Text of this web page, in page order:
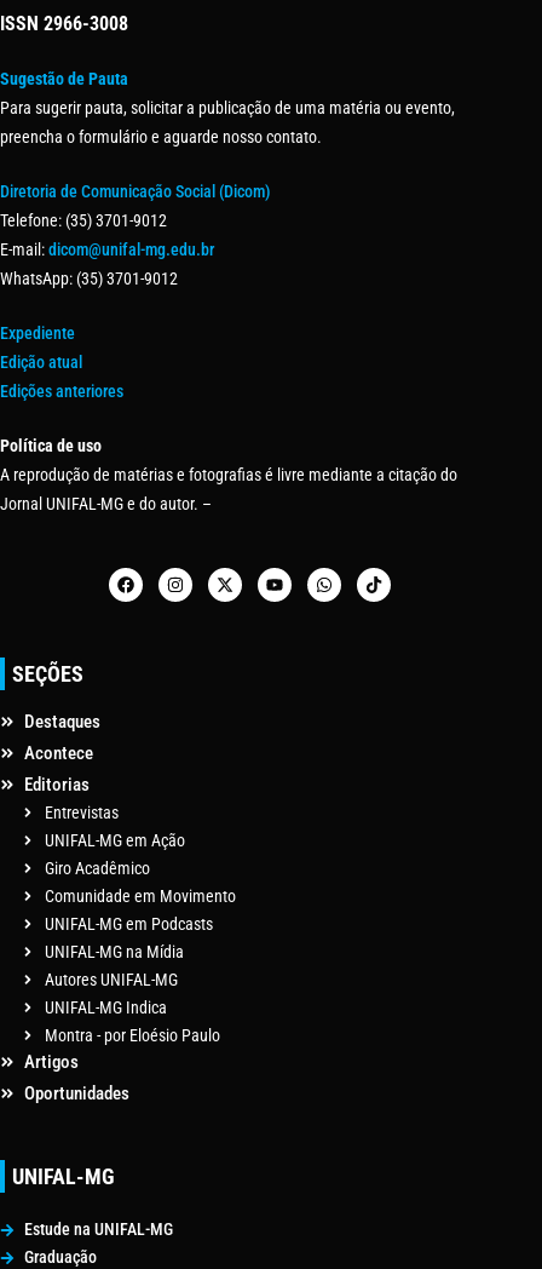
ISSN 2966-3008
Sugestão de Pauta
Para sugerir pauta, solicitar a publicação de uma matéria ou evento,
preencha o formulário e aguarde nosso contato.
Diretoria de Comunicação Social (Dicom)
Telefone: (35) 3701-9012
E-mail:dicom@unifal-mg.edu.br
WhatsApp: (35) 3701-9012
Expediente
Edição atual
Edições anteriores
Política de uso
A reprodução de matérias e fotografias é livre mediante a citação do
Jornal UNIFAL-MG e do autor. –
SEÇÕES
Destaques
Acontece
Editorias
Entrevistas
UNIFAL-MG em Ação
Giro Acadêmico
Comunidade em Movimento
UNIFAL-MG em Podcasts
UNIFAL-MG na Mídia
Autores UNIFAL-MG
UNIFAL-MG Indica
Montra - por Eloésio Paulo
Artigos
Oportunidades
UNIFAL-MG
Estude na UNIFAL-MG
Graduação